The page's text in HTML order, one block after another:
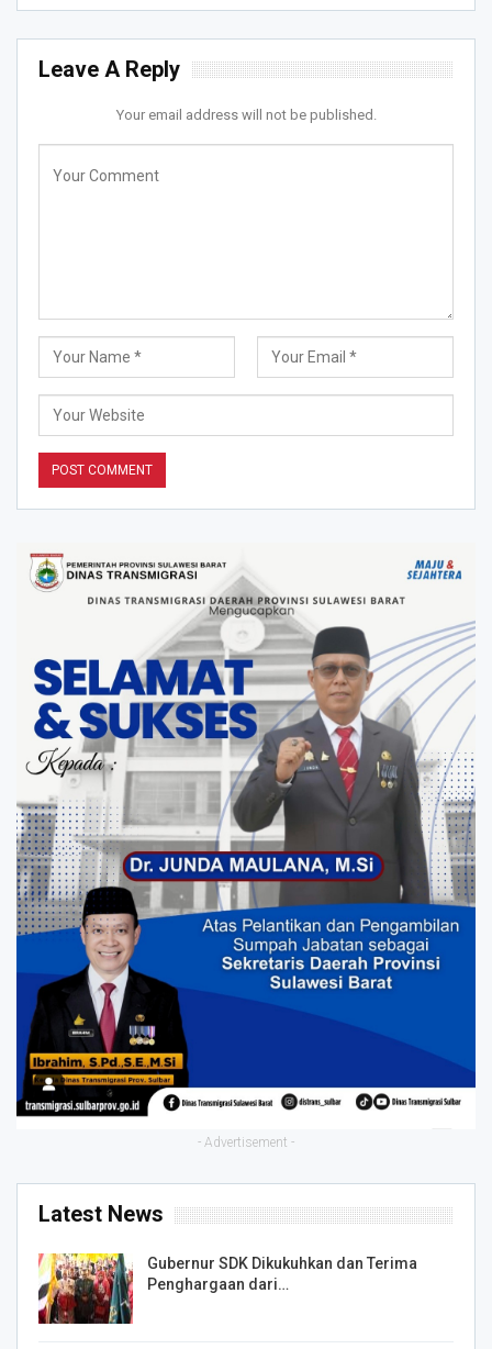
Leave A Reply
Your email address will not be published.
- Advertisement -
Latest News
Gubernur SDK Dikukuhkan dan Terima
Penghargaan dari…